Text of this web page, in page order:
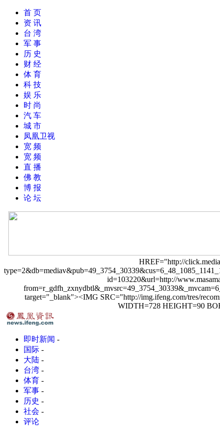
首 页
资 讯
台 湾
军 事
历 史
财 经
体 育
科 技
娱 乐
时 尚
汽 车
城 市
凤凰卫视
宽 频
宽 频
直 播
佛 教
博 报
论 坛
HREF="http://
id=103220&url=http://
target="_blank"><IMG SRC="http://img.ifeng.com/tres/
WIDTH=728 HEIGHT=90
即时新闻 -
国际 -
大陆 -
台湾 -
体育 -
军事 -
历史 -
社会 -
评论